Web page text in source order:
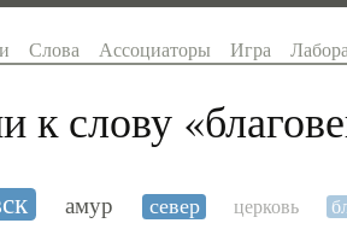
Слова Ассоциаторы Игра
к слову «
амур север церковь